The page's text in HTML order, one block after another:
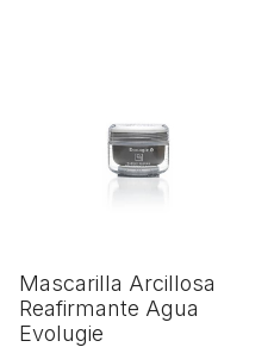
Mascarilla Arcillosa
Reafirmante Agua
Evolugie